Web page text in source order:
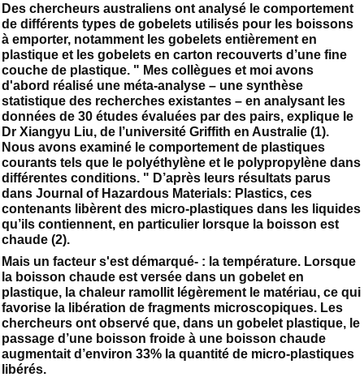
Des chercheurs australiens ont analysé le comportement
de différents types de gobelets utilisés pour les boissons
à emporter, notamment les gobelets entièrement en
plastique et les gobelets en carton recouverts d’une fine
couche de plastique. " Mes collègues et moi avons
d'abord réalisé une méta-analyse – une synthèse
statistique des recherches existantes – en analysant les
données de 30 études évaluées par des pairs, explique le
Dr Xiangyu Liu, de l’université Griffith en Australie (1).
Nous avons examiné le comportement de plastiques
courants tels que le polyéthylène et le polypropylène dans
différentes conditions. " D’après leurs résultats parus
dans Journal of Hazardous Materials: Plastics, ces
contenants libèrent des micro-plastiques dans les liquides
qu’ils contiennent, en particulier lorsque la boisson est
chaude (2).
Mais un facteur s'est démarqué- : la température. Lorsque
la boisson chaude est versée dans un gobelet en
plastique, la chaleur ramollit légèrement le matériau, ce qui
favorise la libération de fragments microscopiques. Les
chercheurs ont observé que, dans un gobelet plastique, le
passage d’une boisson froide à une boisson chaude
augmentait d’environ 33% la quantité de micro-plastiques
libérés.